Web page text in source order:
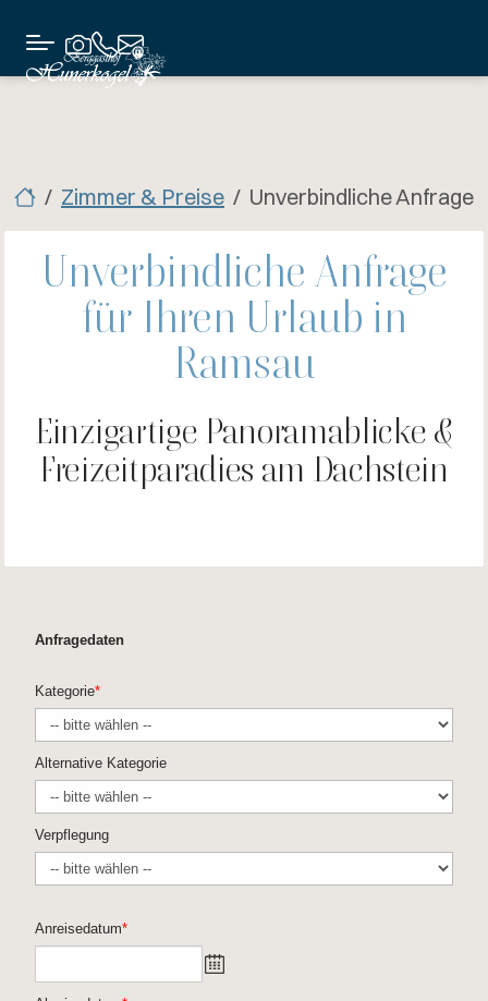
Zimmer & Preise Unverbindliche Anfrage
Unverbindliche Anfrage
für Ihren Urlaub in
Ramsau
Einzigartige Panoramablicke &
Freizeitparadies am Dachstein